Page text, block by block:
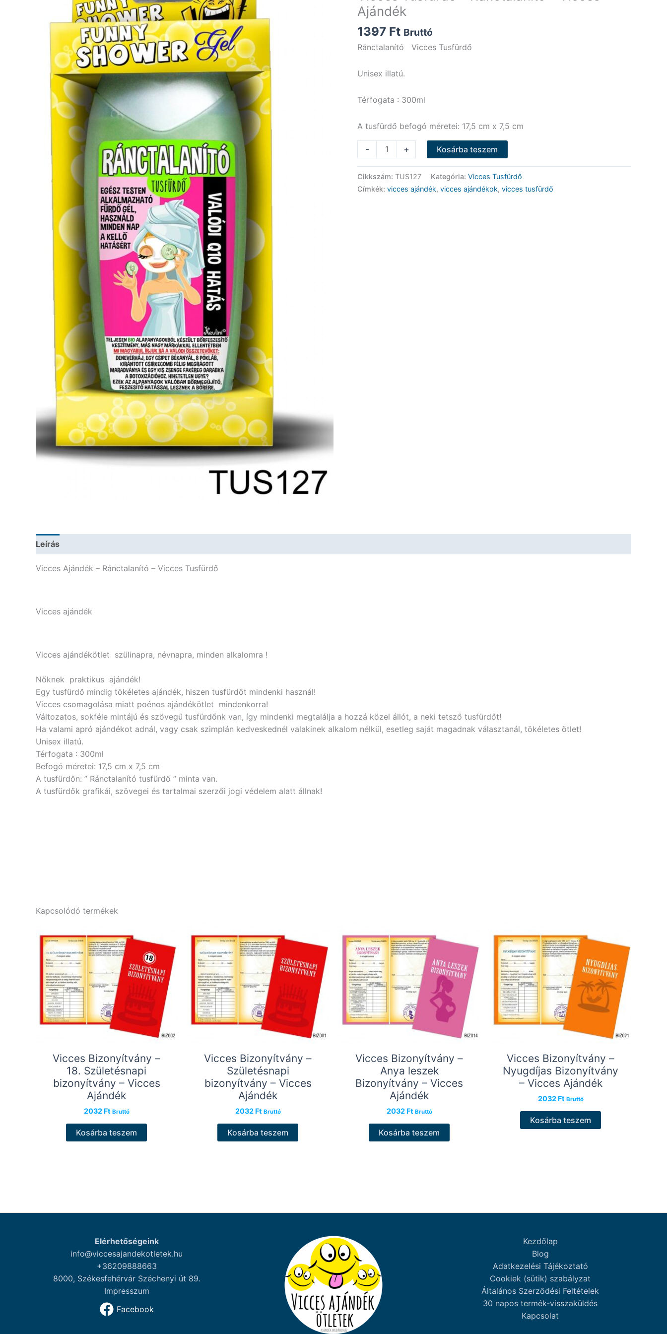
Ajándék
1397 Ft Bruttó
Ránctalanító Vicces Tusfürdő
Unisex illatú.
Térfogata : 300ml
A tusfürdő befogó méretei: 17,5 cm x 7,5 cm
-
Tusfürdő
+ Kosárba teszem
Cikkszám: TUS127 Kategória: Vicces Tusfürdő
Címkék: vicces ajándék, vicces ajándékok, vicces tusfürdő
Leírás
Vicces Ajándék – Ránctalanító – Vicces Tusfürdő
Vicces ajándék
Vicces ajándékötlet szülinapra, névnapra, minden alkalomra !
Nőknek praktikus ajándék!
Egy tusfürdő mindig tökéletes ajándék, hiszen tusfürdőt mindenki használ!
Vicces csomagolása miatt poénos ajándékötlet mindenkorra!
Változatos, sokféle mintájú és szövegű tusfürdőnk van, így mindenki megtalálja a hozzá közel állót, a neki tetsző tusfürdőt!
Ha valami apró ajándékot adnál, vagy csak szimplán kedveskednél valakinek alkalom nélkül, esetleg saját magadnak választanál, tökéletes ötlet!
Unisex illatú.
Térfogata : 300ml
Befogó méretei: 17,5 cm x 7,5 cm
A tusfürdőn: ” Ránctalanító tusfürdő ” minta van.
A tusfürdők grafikái, szövegei és tartalmai szerzői jogi védelem alatt állnak!
Kapcsolódó termékek
Vicces Bizonyítvány –
18. Születésnapi
bizonyítvány – Vicces
Ajándék
2032 Ft Bruttó
Kosárba teszem
Vicces Bizonyítvány –
Születésnapi
bizonyítvány – Vicces
Ajándék
2032 Ft Bruttó
Kosárba teszem
Vicces Bizonyítvány –
Anya leszek
Bizonyítvány – Vicces
Ajándék
2032 Ft Bruttó
Kosárba teszem
Vicces Bizonyítvány –
Nyugdíjas Bizonyítvány
– Vicces Ajándék
2032 Ft Bruttó
Kosárba teszem
Elérhetőségeink
info@viccesajandekotletek.hu
+36209888663
8000, Székesfehérvár Széchenyi út 89.
Impresszum
Facebook
Kezdőlap
Blog
Adatkezelési Tájékoztató
Cookiek (sütik) szabályzat
Általános Szerződési Feltételek
30 napos termék-visszaküldés
Kapcsolat